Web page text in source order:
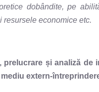
dobândite, pe
resursele economice etc.
prelucrare și analiză de
extern-